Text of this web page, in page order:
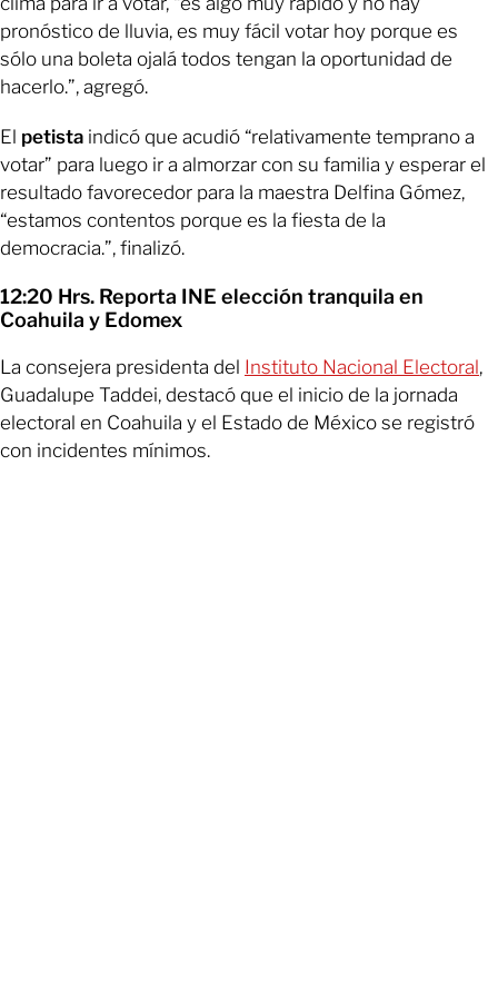
pronóstico de lluvia, es muy fácil votar hoy porque es
sólo una boleta ojalá todos tengan la oportunidad de
hacerlo.”, agregó.
El petista indicó que acudió “relativamente temprano a
votar” para luego ir a almorzar con su familia y esperar el
resultado favorecedor para la maestra Delfina Gómez,
“estamos contentos porque es la fiesta de la
democracia.”, finalizó.
12:20 Hrs. Reporta INE elección tranquila en
Coahuila y Edomex
La consejera presidenta del Instituto Nacional Electoral,
Guadalupe Taddei, destacó que el inicio de la jornada
electoral en Coahuila y el Estado de México se registró
con incidentes mínimos.